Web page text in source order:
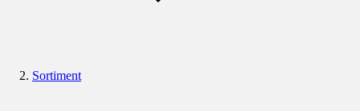
Sortiment